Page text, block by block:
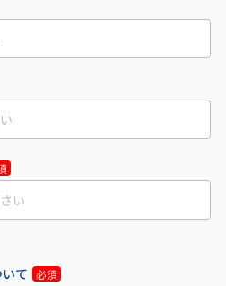
て 必須